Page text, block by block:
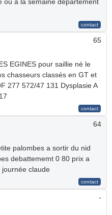
65
EGINES pour saillie né le
chasseurs classés en GT et
277 572/47 131 Dysplasie A
64
palombes a sortir du nid
debattememt 0 80 prix a
claude
-